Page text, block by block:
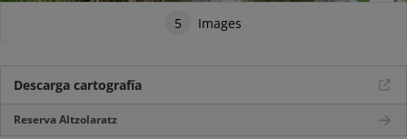
5 Images
Descarga cartografía
Reserva Altzolaratz